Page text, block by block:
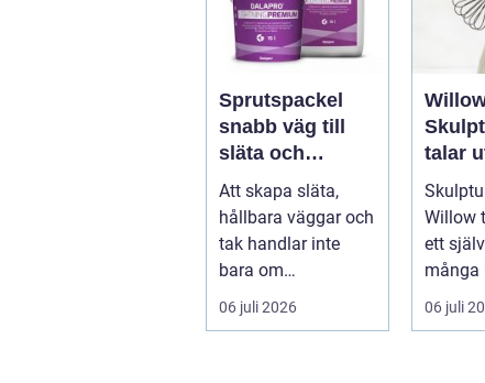
Sprutspackel
snabb väg till
släta och
hållbara ytor
Att skapa släta,
hållbara väggar och
tak handlar inte
bara om
hantverksskicklighe
t. Valet av materia...
06 juli 2026
talar
Willow
ett
många
och
06 juli